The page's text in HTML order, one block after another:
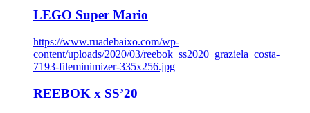
LEGO Super Mario
https://www.ruadebaixo.com/wp-
content/uploads/2020/03/reebok_ss2020_graziela_costa-
7193-fileminimizer-335x256.jpg
REEBOK x SS’20